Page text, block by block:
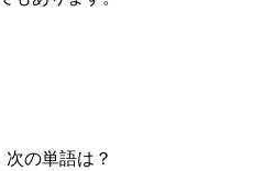
の単語は？